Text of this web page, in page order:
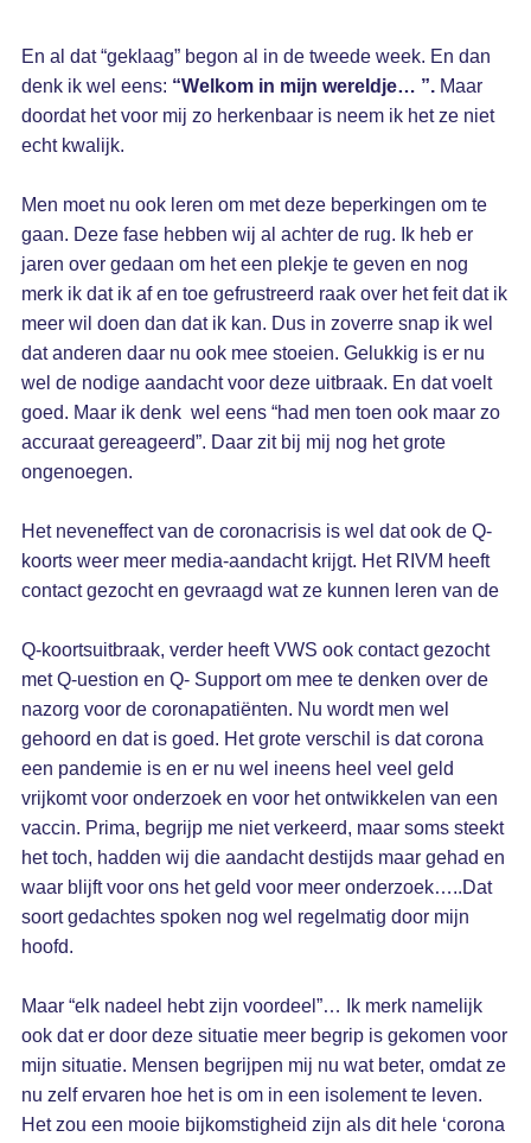
En al dat “geklaag” begon al in de tweede week. En dan
denk ik wel eens: “Welkom in mijn wereldje… ”. Maar
doordat het voor mij zo herkenbaar is neem ik het ze niet
echt kwalijk.
Men moet nu ook leren om met deze beperkingen om te
gaan. Deze fase hebben wij al achter de rug. Ik heb er
jaren over gedaan om het een plekje te geven en nog
merk ik dat ik af en toe gefrustreerd raak over het feit dat ik
meer wil doen dan dat ik kan. Dus in zoverre snap ik wel
dat anderen daar nu ook mee stoeien. Gelukkig is er nu
wel de nodige aandacht voor deze uitbraak. En dat voelt
goed. Maar ik denk wel eens “had men toen ook maar zo
accuraat gereageerd”. Daar zit bij mij nog het grote
ongenoegen.
Het neveneffect van de coronacrisis is wel dat ook de Q-
koorts weer meer media-aandacht krijgt. Het RIVM heeft
contact gezocht en gevraagd wat ze kunnen leren van de
Q-koortsuitbraak, verder heeft VWS ook contact gezocht
met Q-uestion en Q- Support om mee te denken over de
nazorg voor de coronapatiënten. Nu wordt men wel
gehoord en dat is goed. Het grote verschil is dat corona
een pandemie is en er nu wel ineens heel veel geld
vrijkomt voor onderzoek en voor het ontwikkelen van een
vaccin. Prima, begrijp me niet verkeerd, maar soms steekt
het toch, hadden wij die aandacht destijds maar gehad en
waar blijft voor ons het geld voor meer onderzoek…..Dat
soort gedachtes spoken nog wel regelmatig door mijn
hoofd.
Maar “elk nadeel hebt zijn voordeel”… Ik merk namelijk
ook dat er door deze situatie meer begrip is gekomen voor
mijn situatie. Mensen begrijpen mij nu wat beter, omdat ze
nu zelf ervaren hoe het is om in een isolement te leven.
Het zou een mooie bijkomstigheid zijn als dit hele ‘corona